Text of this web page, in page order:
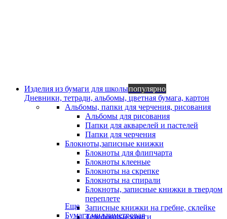
Изделия из бумаги для школыпопулярно
Дневники, тетради, альбомы, цветная бумага, картон
Альбомы, папки для черчения, рисования
Альбомы для рисования
Папки для акварелей и пастелей
Папки для черчения
Блокноты,записные книжки
Блокноты для флипчарта
Блокноты клееные
Блокноты на скрепке
Блокноты на спирали
Блокноты, записные книжки в твердом
переплете
Записные книжки на гребне, склейке
Телефонные книги
Еще
Бумага миллиметровая